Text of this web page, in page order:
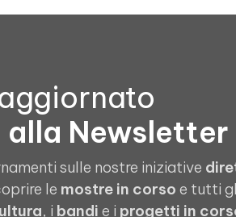
Newsletter
sulle nostre iniziative
le mostre in corso e tutti
, i bandi e i progetti in